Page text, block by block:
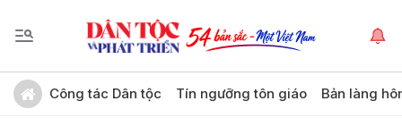
Công tác Dân tộc Tín ngưỡng tôn giáo Bản làng